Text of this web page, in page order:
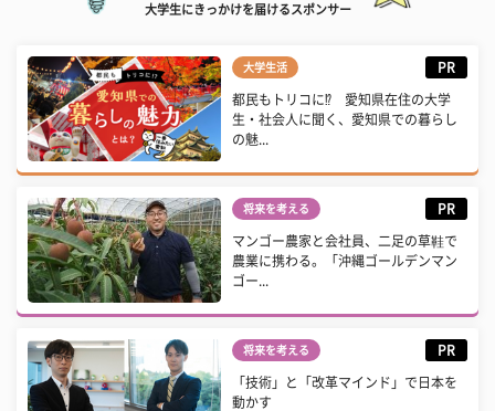
大学生にきっかけを届けるスポンサー
大学生活 PR
都民もトリコに⁉ 愛知県在住の大学
生・社会人に聞く、愛知県での暮らし
の魅...
将来を考える PR
マンゴー農家と会社員、二足の草鞋で
農業に携わる。「沖縄ゴールデンマン
ゴー...
将来を考える PR
「技術」と「改革マインド」で日本を
動かす